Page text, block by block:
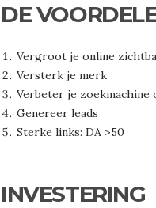
DE
Vergroot je online
Versterk je merk
Verbeter je zoekmachine
Genereer leads
Sterke links: DA >50
INVESTERING